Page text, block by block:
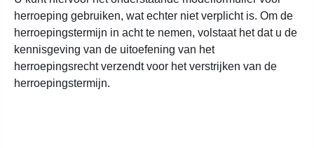
herroeping gebruiken, wat echter niet verplicht is. Om de
herroepingstermijn in acht te nemen, volstaat het dat u de
kennisgeving van de uitoefening van het
herroepingsrecht verzendt voor het verstrijken van de
herroepingstermijn.